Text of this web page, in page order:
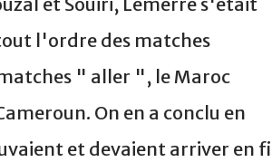
l'ordre des matches
" aller ", le Maroc
On en a conclu en
et devaient arriver en